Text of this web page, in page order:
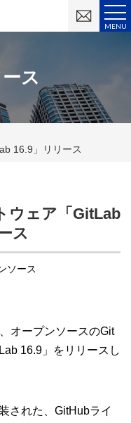
MENU
い
ス
16.9」リリース
ウェア「GitLab
ス
ソース
オープンソースのGit
16.9」をリリースし
された、GitHubライ